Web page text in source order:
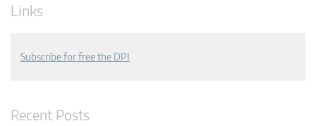
Links
Subscribe for free the DPI
Recent Posts